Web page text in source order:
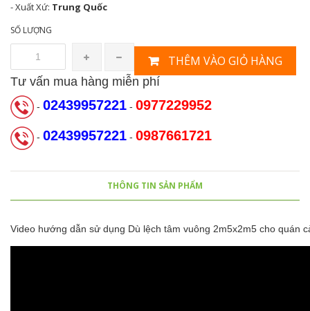
- Xuất Xứ: Trung Quốc
SỐ LƯỢNG
THÊM VÀO GIỎ HÀNG
Tư vấn mua hàng miễn phí
- 02439957221 - 0977229952
- 02439957221 - 0987661721
THÔNG TIN SẢN PHẨM
Video hướng dẫn sử dụng Dù lệch tâm vuông 2m5x2m5 cho quán